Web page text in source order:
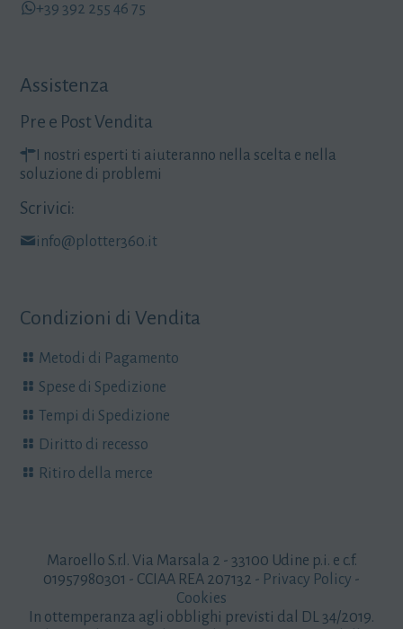
+39 392 255 46 75
Assistenza
Pre e Post Vendita
I nostri esperti ti aiuteranno nella scelta e nella
soluzione di problemi
Scrivici:
info@plotter360.it
Condizioni di Vendita
Metodi di Pagamento
Spese di Spedizione
Tempi di Spedizione
Diritto di recesso
Ritiro della merce
Maroello S.r.l. Via Marsala 2 - 33100 Udine p.i. e c.f.
01957980301 - CCIAA REA 207132 - Privacy Policy -
Cookies
In ottemperanza agli obblighi previsti dal DL 34/2019.